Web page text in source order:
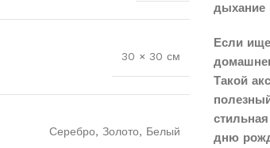
30 × 30 см
Серебро, Золото, Белый
Если
Такой
дню